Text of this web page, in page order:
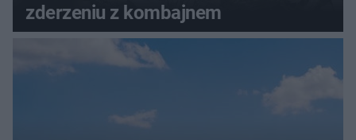
zderzeniu z kombajnem